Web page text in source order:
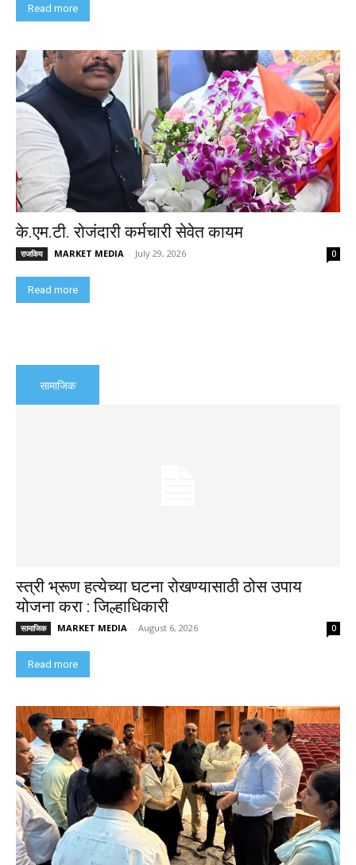
Read more
के.एम.टी. रोजंदारी कर्मचारी सेवेत कायम
राजकिय MARKET MEDIA - July 29, 2026 0
Read more
सामाजिक
स्त्री भ्रूण हत्येच्या घटना रोखण्यासाठी ठोस उपाय
योजना करा : जिल्हाधिकारी
सामाजिक MARKET MEDIA - August 6, 2026 0
Read more